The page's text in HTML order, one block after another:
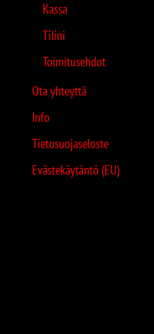
Kassa
Tilini
Toimitusehdot
Ota yhteyttä
Info
Tietosuojaseloste
Evästekäytäntö (EU)